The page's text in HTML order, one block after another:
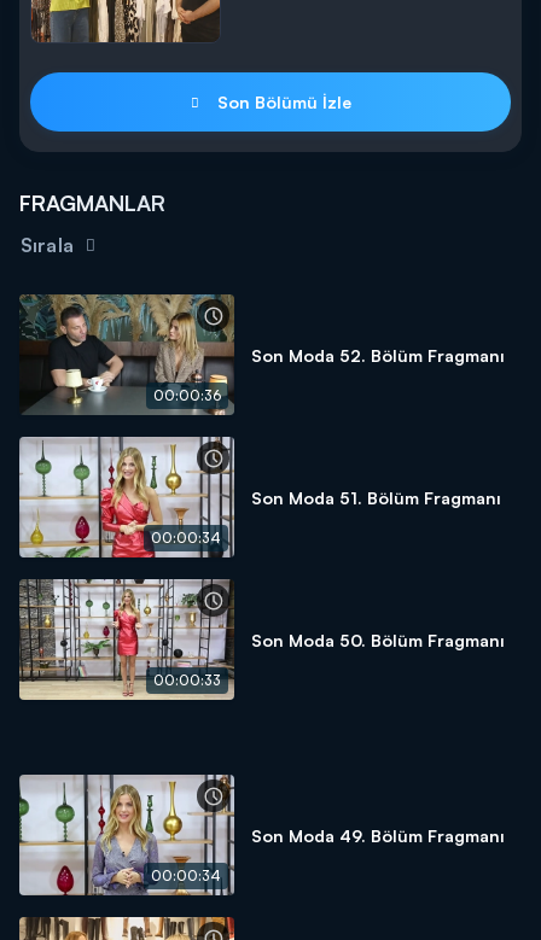
Son Bölümü İzle
FRAGMANLAR
Sırala
00:00:36
Son Moda 52. Bölüm Fragmanı
00:00:34
Son Moda 51. Bölüm Fragmanı
00:00:33
Son Moda 50. Bölüm Fragmanı
00:00:34
Son Moda 49. Bölüm Fragmanı